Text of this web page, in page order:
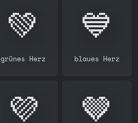
💚
grünes Herz
💙
blaues Herz
💜 🤎